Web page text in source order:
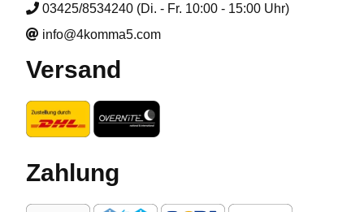
03425/8534240 (Di. - Fr. 10:00 - 15:00 Uhr)
info@4komma5.com
Versand
Zahlung